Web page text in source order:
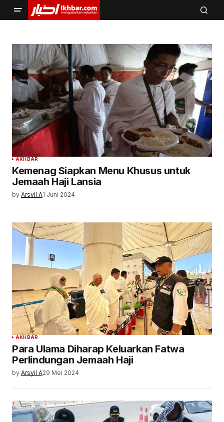
AKHBAR
Kemenag Siapkan Menu Khusus untuk
Jemaah Haji Lansia
by Arsyil A1 Juni 2024
AKHBAR
Para Ulama Diharap Keluarkan Fatwa
Perlindungan Jemaah Haji
by Arsyil A29 Mei 2024